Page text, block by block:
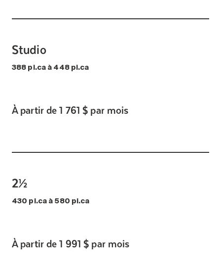
Studio
388 pi.ca à 448 pi.ca
À partir de 1 761 $ par mois
2½
430 pi.ca à 580 pi.ca
À partir de 1 991 $ par mois